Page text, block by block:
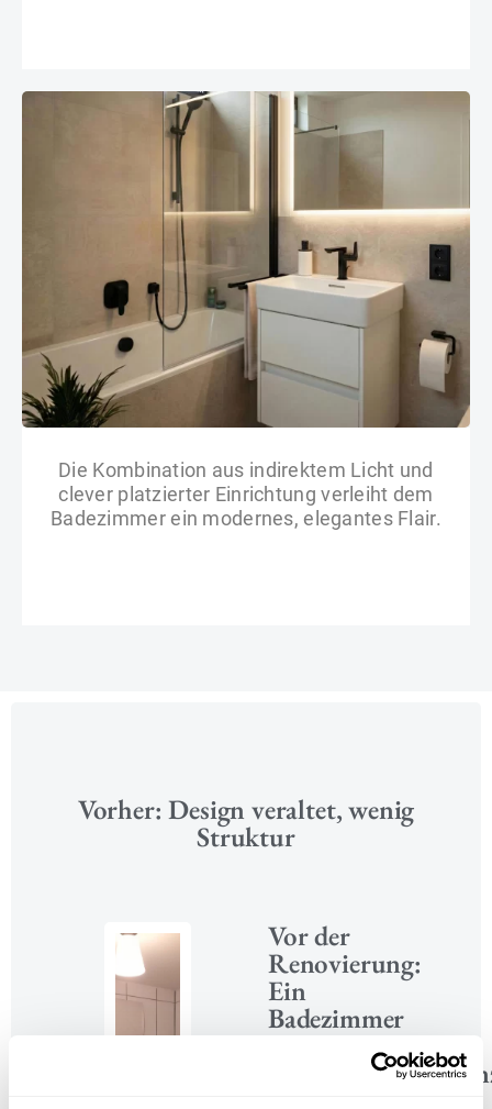
Die Kombination aus indirektem Licht und
clever platzierter Einrichtung verleiht dem
Badezimmer ein modernes, elegantes Flair.
Vorher: Design veraltet, wenig
Struktur
Vor der
Renovierung:
Ein
Badezimmer